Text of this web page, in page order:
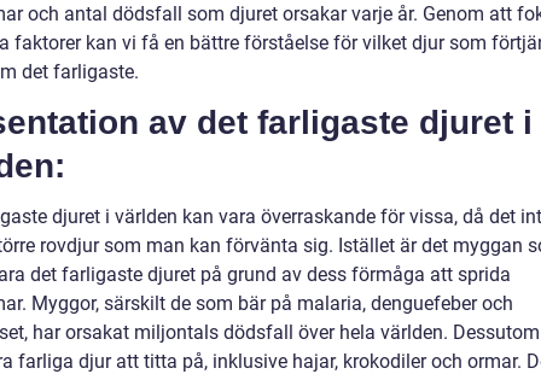
och antal dödsfall som djuret orsakar varje år. Genom att
faktorer kan vi få en bättre förståelse för vilket djur som
det farligaste.
av det farligaste djuret i
djuret i världen kan vara överraskande för vissa, då det
rovdjur som man kan förvänta sig. Istället är det myggan
det farligaste djuret på grund av dess förmåga att sprida
Myggor, särskilt de som bär på malaria, denguefeber och
har orsakat miljontals dödsfall över hela världen.
farliga djur att titta på, inklusive hajar, krokodiler och ormar.